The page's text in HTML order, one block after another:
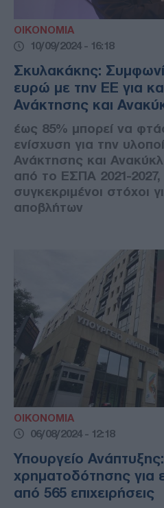
ΟΙΚΟΝΟΜΙΑ
10/09/2024 - 16:18
Σκυλακάκης:
ευρώ με την ΕΕ για
Ανάκτησης και
έως 85% μπορεί να
ενίσχυση για την
Ανάκτησης και
από το ΕΣΠΑ 2021-
συγκεκριμένοι στόχοι
αποβλήτων
ΟΙΚΟΝΟΜΙΑ
06/08/2024 - 12:18
Υπουργείο
χρηματοδότησης για
από 565 επιχειρήσεις